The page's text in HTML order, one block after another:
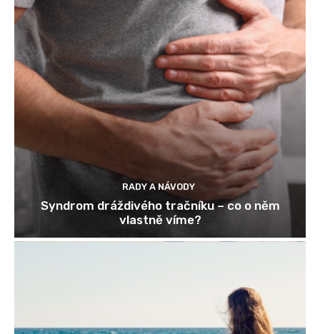
RADY A NÁVODY
Syndrom dráždivého tračníku – co o něm
vlastně víme?